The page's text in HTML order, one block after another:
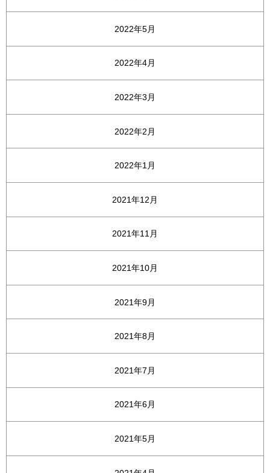
2022年5月
2022年4月
2022年3月
2022年2月
2022年1月
2021年12月
2021年11月
2021年10月
2021年9月
2021年8月
2021年7月
2021年6月
2021年5月